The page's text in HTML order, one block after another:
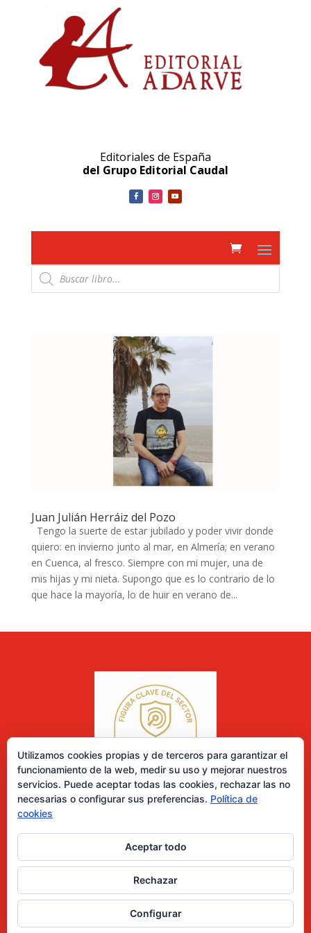
Editoriales de España
del Grupo Editorial Caudal
Búsqueda
de
productos
Juan Julián Herráiz del Pozo
Tengo la suerte de estar jubilado y poder vivir donde
quiero: en invierno junto al mar, en Almería; en verano
en Cuenca, al fresco. Siempre con mi mujer, una de
mis hijas y mi nieta. Supongo que es lo contrario de lo
que hace la mayoría, lo de huir en verano de...
0 elementos
Desarrollado por Diseñador web para empresas
Utilizamos cookies propias y de terceros para garantizar el
funcionamiento de la web, medir su uso y mejorar nuestros
servicios. Puede aceptar todas las cookies, rechazar las no
necesarias o configurar sus preferencias. Política de
cookies
Aceptar todo
Rechazar
Configurar